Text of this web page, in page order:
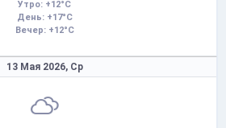
Утро: +12°C
День: +17°C
Вечер: +12°C
13 Мая 2026, Ср